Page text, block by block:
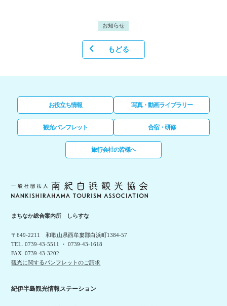
お知らせ
もどる
お役立ち情報 写真・動画ライブラリー
観光パンフレット 合宿・研修
旅行会社の皆様へ
まちなか総合案内所 しらすな
〒649-2211 和歌山県西牟婁郡白浜町1384-57
TEL. 0739-43-5511 ・ 0739-43-1618
FAX. 0739-43-3202
観光に関するパンフレットのご請求
紀伊半島観光情報ステーション